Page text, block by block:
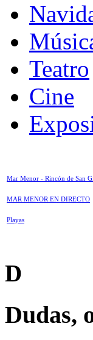
Teatro
Cine
Mar Menor - Rincón de San
MAR MENOR EN DIRECTO
Playas
D
Dudas,